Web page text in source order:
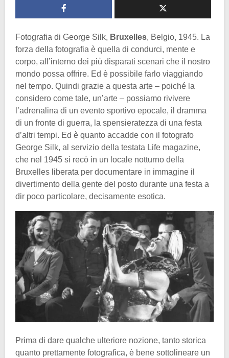
Fotografia di George Silk, Bruxelles, Belgio, 1945. La
forza della fotografia è quella di condurci, mente e
corpo, all’interno dei più disparati scenari che il nostro
mondo possa offrire. Ed è possibile farlo viaggiando
nel tempo. Quindi grazie a questa arte – poiché la
considero come tale, un’arte – possiamo rivivere
l’adrenalina di un evento sportivo epocale, il dramma
di un fronte di guerra, la spensieratezza di una festa
d’altri tempi. Ed è quanto accadde con il fotografo
George Silk, al servizio della testata Life magazine,
che nel 1945 si recò in un locale notturno della
Bruxelles liberata per documentare in immagine il
divertimento della gente del posto durante una festa a
dir poco particolare, decisamente esotica.
Prima di dare qualche ulteriore nozione, tanto storica
quanto prettamente fotografica, è bene sottolineare un